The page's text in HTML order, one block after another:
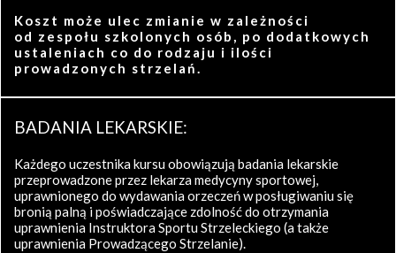
Koszt może ulec zmianie w zależności
od zespołu szkolonych osób, po dodatkowych
ustaleniach co do rodzaju i ilości
prowadzonych strzelań.
BADANIA LEKARSKIE:
Każdego uczestnika kursu obowiązują badania lekarskie
przeprowadzone przez lekarza medycyny sportowej,
uprawnionego do wydawania orzeczeń w posługiwaniu się
bronią palną i poświadczające zdolność do otrzymania
uprawnienia Instruktora Sportu Strzeleckiego (a także
uprawnienia Prowadzącego Strzelanie).